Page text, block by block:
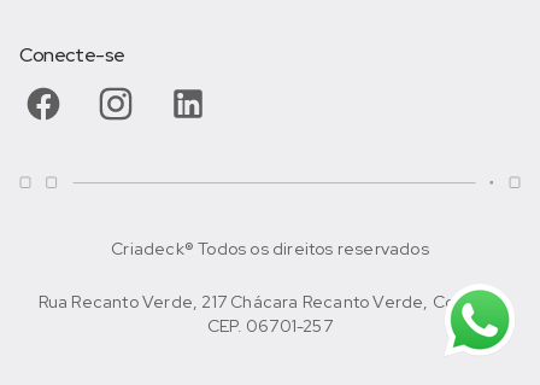
Conecte-se
Criadeck® Todos os direitos reservados
Rua Recanto Verde, 217 Chácara Recanto Verde, Cotia/SP
CEP. 06701-257